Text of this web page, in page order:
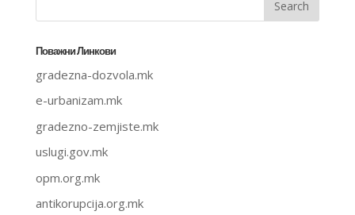
Поважни Линкови
gradezna-dozvola.mk
e-urbanizam.mk
gradezno-zemjiste.mk
uslugi.gov.mk
opm.org.mk
antikorupcija.org.mk